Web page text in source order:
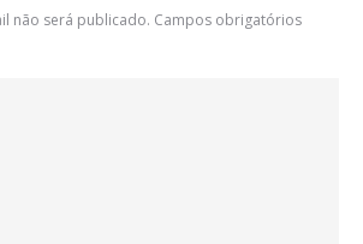
não será publicado. Campos obrigatórios